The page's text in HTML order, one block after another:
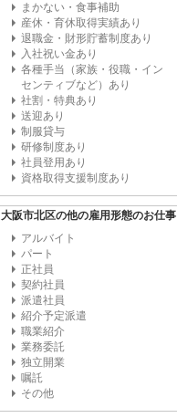
まかない・食事補助
産休・育休取得実績あり
退職金・財形貯蓄制度あり
入社祝い金あり
各種手当（家族・役職・イン
センティブなど）あり
社割・特典あり
送迎あり
制服貸与
研修制度あり
社員登用あり
資格取得支援制度あり
大阪市北区の他の雇用形態のお仕事
アルバイト
パート
正社員
契約社員
派遣社員
紹介予定派遣
職業紹介
業務委託
独立開業
嘱託
その他